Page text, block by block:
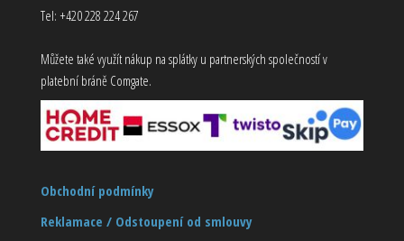
Tel: +420 228 224 267
Můžete také využít nákup na splátky u partnerských společností v
platební bráně Comgate.
Obchodní podmínky
Reklamace / Odstoupení od smlouvy